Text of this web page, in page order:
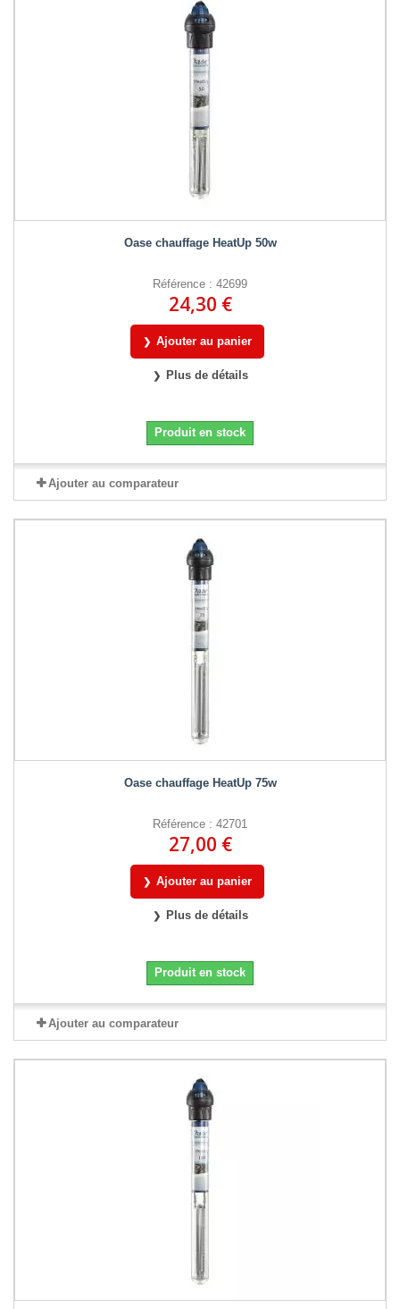
Oase chauffage HeatUp 50w
Référence : 42699
24,30 €
Ajouter au panier
Plus de détails
Produit en stock
Ajouter au comparateur
Oase chauffage HeatUp 75w
Référence : 42701
27,00 €
Ajouter au panier
Plus de détails
Produit en stock
Ajouter au comparateur